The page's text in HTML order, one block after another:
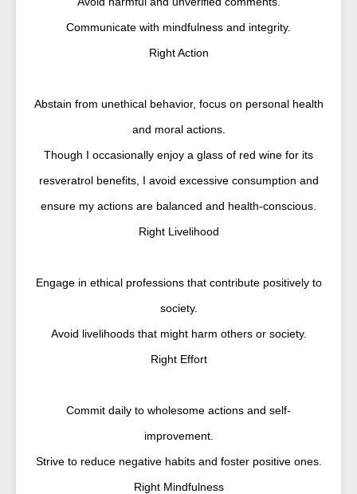
Communicate with mindfulness and integrity.
Right Action
Abstain from unethical behavior, focus on personal health
and moral actions.
Though I occasionally enjoy a glass of red wine for its
resveratrol benefits, I avoid excessive consumption and
ensure my actions are balanced and health-conscious.
Right Livelihood
Engage in ethical professions that contribute positively to
society.
Avoid livelihoods that might harm others or society.
Right Effort
Commit daily to wholesome actions and self-
improvement.
Strive to reduce negative habits and foster positive ones.
Right Mindfulness